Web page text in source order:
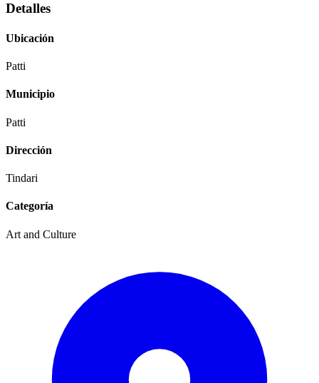
Detalles
Ubicación
Patti
Municipio
Patti
Dirección
Tindari
Categoría
Art and Culture